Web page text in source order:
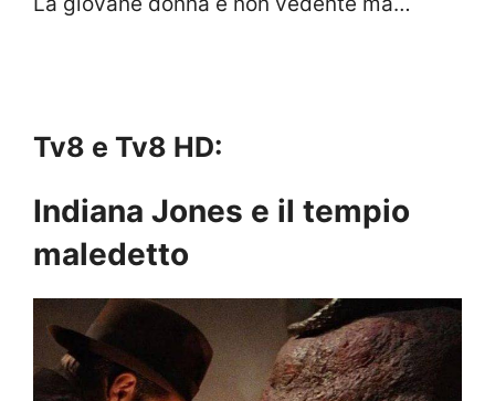
Tv8 e Tv8 HD:
Indiana Jones e il tempio
maledetto